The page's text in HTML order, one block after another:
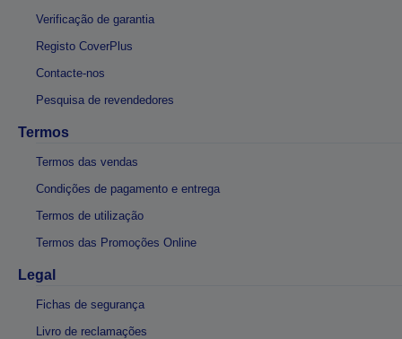
Verificação de garantia
Registo CoverPlus
Contacte-nos
Pesquisa de revendedores
Termos
Termos das vendas
Condições de pagamento e entrega
Termos de utilização
Termos das Promoções Online
Legal
Fichas de segurança
Livro de reclamações